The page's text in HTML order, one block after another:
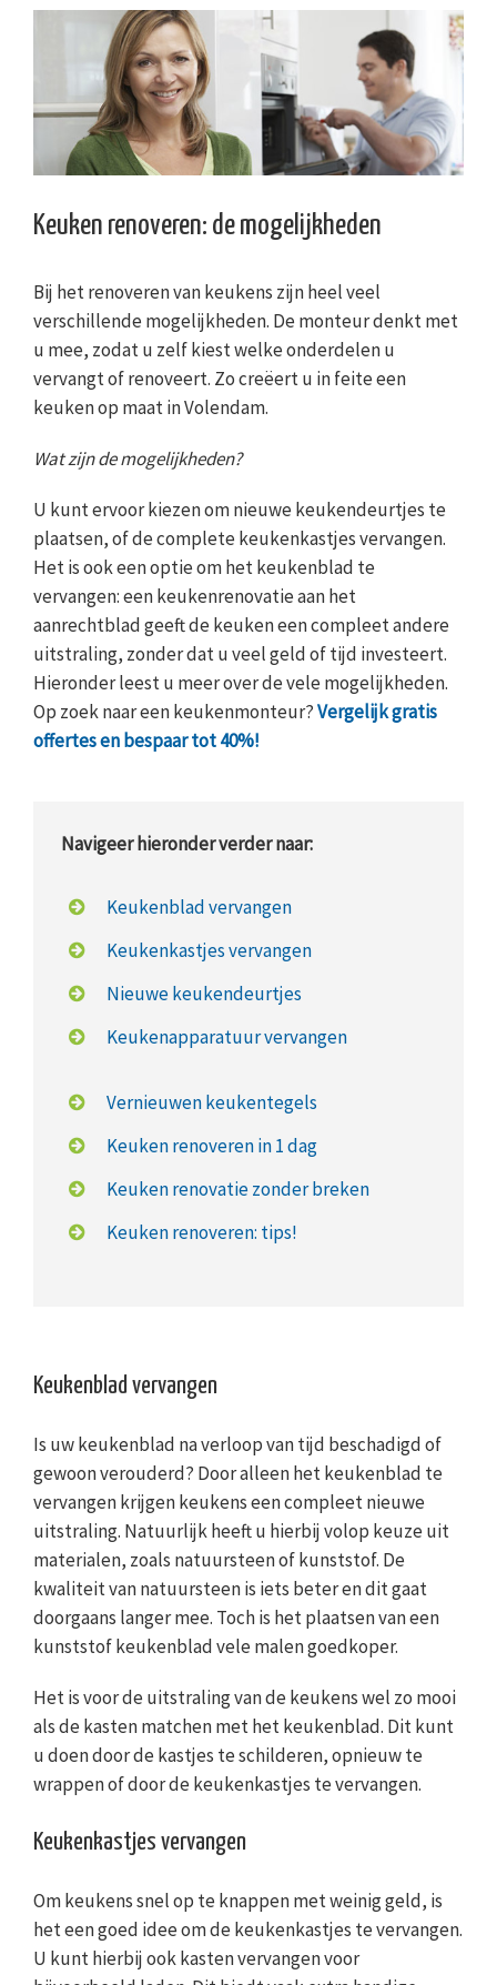
Keuken renoveren: de mogelijkheden
Bij het renoveren van keukens zijn heel veel
verschillende mogelijkheden. De monteur denkt met
u mee, zodat u zelf kiest welke onderdelen u
vervangt of renoveert. Zo creëert u in feite een
keuken op maat in Volendam.
Wat zijn de mogelijkheden?
U kunt ervoor kiezen om nieuwe keukendeurtjes te
plaatsen, of de complete keukenkastjes vervangen.
Het is ook een optie om het keukenblad te
vervangen: een keukenrenovatie aan het
aanrechtblad geeft de keuken een compleet andere
uitstraling, zonder dat u veel geld of tijd investeert.
Hieronder leest u meer over de vele mogelijkheden.
Op zoek naar een keukenmonteur?Vergelijk gratis
offertes en bespaar tot 40%!
Navigeer hieronder verder naar:
Keukenblad vervangen
Keukenkastjes vervangen
Nieuwe keukendeurtjes
Keukenapparatuur vervangen
Vernieuwen keukentegels
Keuken renoveren in 1 dag
Keuken renovatie zonder breken
Keuken renoveren: tips!
Keukenblad vervangen
Is uw keukenblad na verloop van tijd beschadigd of
gewoon verouderd? Door alleen het keukenblad te
vervangen krijgen keukens een compleet nieuwe
uitstraling. Natuurlijk heeft u hierbij volop keuze uit
materialen, zoals natuursteen of kunststof. De
kwaliteit van natuursteen is iets beter en dit gaat
doorgaans langer mee. Toch is het plaatsen van een
kunststof keukenblad vele malen goedkoper.
Het is voor de uitstraling van de keukens wel zo mooi
als de kasten matchen met het keukenblad. Dit kunt
u doen door de kastjes te schilderen, opnieuw te
wrappen of door de keukenkastjes te vervangen.
Keukenkastjes vervangen
Om keukens snel op te knappen met weinig geld, is
het een goed idee om de keukenkastjes te vervangen.
U kunt hierbij ook kasten vervangen voor